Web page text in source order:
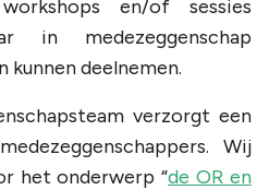
workshops en/of sessies
in medezeggenschap
kunnen deelnemen.
verzorgt een
Wij
het onderwerp “de OR en